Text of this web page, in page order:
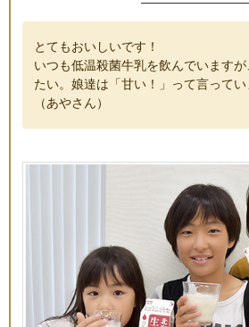
とてもおいしいです！
いつも低温殺菌牛乳を飲んでいます
たい。娘達は「甘い！」って言ってい
（あやさん）